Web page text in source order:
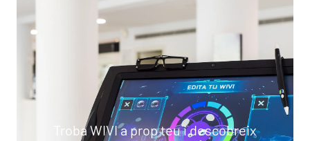
Troba WIVI a prop teu i descobreix